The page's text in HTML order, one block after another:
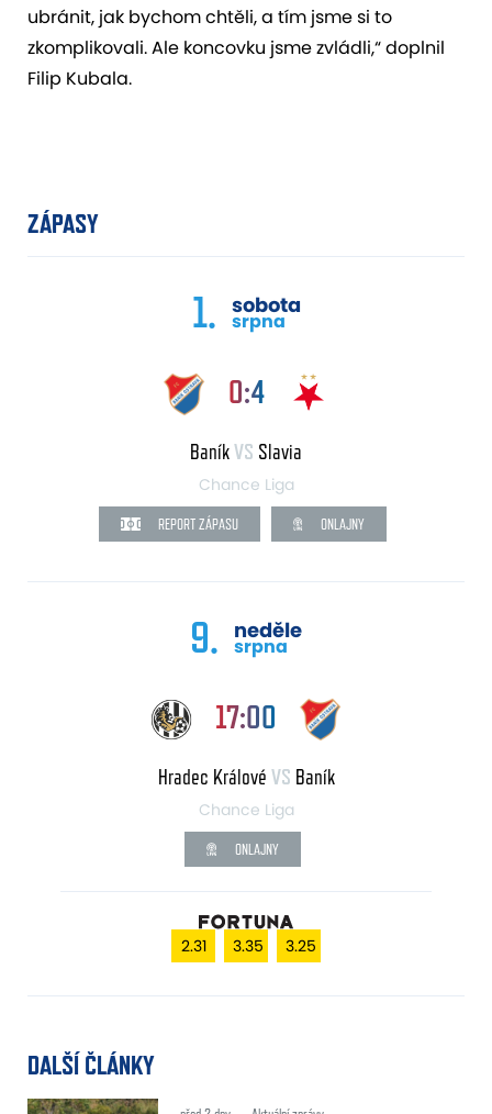
ubránit, jak bychom chtěli, a tím jsme si to
zkomplikovali. Ale koncovku jsme zvládli,“ doplnil
Filip Kubala.
ZÁPASY
1. sobota
srpna
0:4
BaníkVS Slavia
Chance Liga
REPORT ZÁPASU ONLAJNY
9. neděle
srpna
17:00
Hradec Králové VS Baník
Chance Liga
ONLAJNY
2.31 3.35 3.25
DALŠÍ ČLÁNKY